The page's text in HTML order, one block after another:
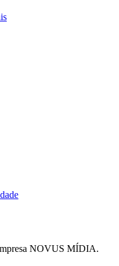
NOVUS MÍDIA.